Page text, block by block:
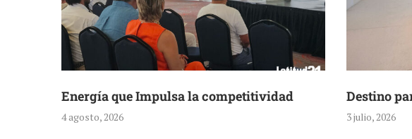
Energía que Impulsa la competitividad
4 agosto, 2026
Destino
3 julio, 2026